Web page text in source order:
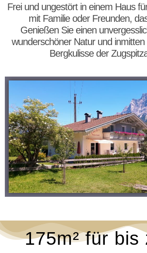
Frei und ungestört in einem Haus
mit Familie oder Freunden,
Genießen Sie einen
wunderschöner Natur und inmitten
Bergkulisse der
175m² für bis